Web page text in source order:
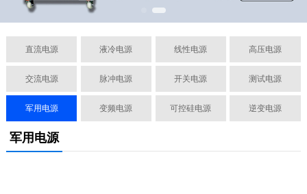
直流电源 液冷电源 线性电源 高压电源
交流电源 脉冲电源 开关电源 测试电源
军用电源 变频电源 可控硅电源 逆变电源
军用电源